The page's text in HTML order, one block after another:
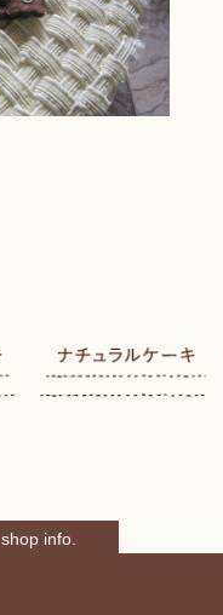
shop info.